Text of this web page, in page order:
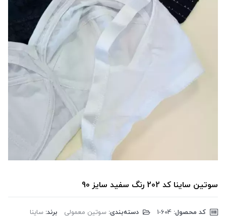
سوتین ساینا کد 202 رنگ سفید سایز 90
کد محصول: دسته‌بندی: سوتین معمولی برند: ساینا